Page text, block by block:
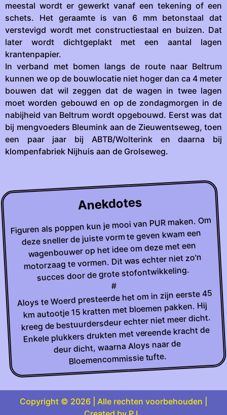
meestal wordt er gewerkt vanaf een tekening of een
schets. Het geraamte is van 6 mm betonstaal dat
verstevigd wordt met constructiestaal en buizen. Dat
later wordt dichtgeplakt met een aantal lagen
krantenpapier.
In verband met bomen langs de route naar Beltrum
kunnen we op de bouwlocatie niet hoger dan ca 4 meter
bouwen dat wil zeggen dat de wagen in twee lagen
moet worden gebouwd en op de zondagmorgen in de
nabijheid van Beltrum wordt opgebouwd. Eerst was dat
bij mengvoeders Bleumink aan de Zieuwentseweg, toen
een paar jaar bij ABTB/Wolterink en daarna bij
klompenfabriek Nijhuis aan de Grolseweg.
Anekdotes
Figuren als poppen kun je mooi van PUR maken. Om
deze sneller de juiste vorm te geven kwam een
wagenbouwer op het idee om deze met een
motorzaag te vormen. Dit was echter niet zo’n
succes door de grote stofontwikkeling.
#
Aloys te Woerd presteerde het om in zijn eerste 45
km autootje 15 kratten met bloemen pakken. Hij
kreeg de bestuurdersdeur echter niet meer dicht.
Enkele plukkers drukten met vereende kracht de
deur dicht, waarna Aloys naar de
Bloemencommissie tufte.
Copyright © 2026 | Alle rechten voorbehouden |